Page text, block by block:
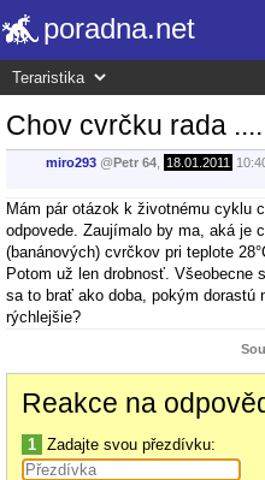
poradna.net
Chov cvrčku rada ....
miro293 @Petr 64 18.01.2011
Mám pár otázok k životnému cyklu
odpovede. Zaujímalo by ma, aká je
(banánových) cvrčkov pri teplote
Potom už len drobnosť. Všeobecne
sa to brať ako doba, pokým
rýchlejšie?
Reakce na
1 Zadajte svou přezdívku: